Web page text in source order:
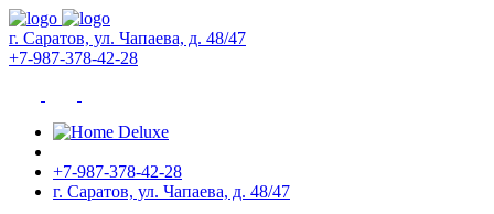
г. Саратов, ул. Чапаева, д. 48/47
+7-987-378-42-28
+7-987-378-42-28
г. Саратов, ул. Чапаева, д. 48/47